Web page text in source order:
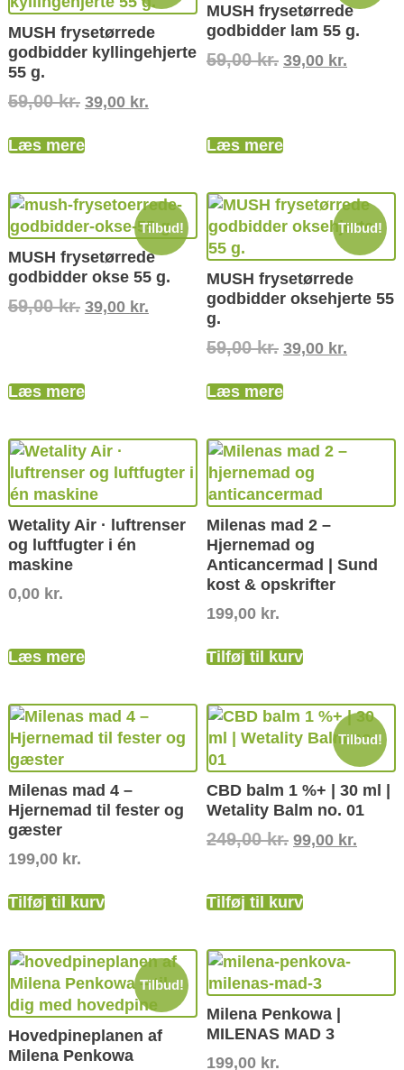
MUSH frysetørrede
godbidder kyllingehjerte
55 g.
59,00kr. 39,00 kr.
Læs mere
MUSH frysetørrede
godbidder lam 55 g.
59,00kr. 39,00 kr.
Læs mere
Tilbud!
MUSH frysetørrede
godbidder okse 55 g.
59,00kr. 39,00 kr.
Læs mere
Tilbud!
MUSH frysetørrede
godbidder oksehjerte 55
g.
59,00kr. 39,00 kr.
Læs mere
Wetality Air · luftrenser
og luftfugter i én
maskine
0,00 kr.
Læs mere
Milenas mad 2 –
Hjernemad og
Anticancermad | Sund
kost & opskrifter
199,00 kr.
Tilføj til kurv
Milenas mad 4 –
Hjernemad til fester og
gæster
199,00 kr.
Tilføj til kurv
Tilbud!
CBD balm 1 %+ | 30 ml |
Wetality Balm no. 01
249,00kr. 99,00 kr.
Tilføj til kurv
Tilbud!
Hovedpineplanen af
Milena Penkowa
Milena Penkowa |
MILENAS MAD 3
199,00 kr.